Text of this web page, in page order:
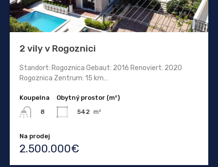
2 vily v Rogoznici
Standort: Rogoznica Gebaut: 2016 Renoviert: 2020
Rogoznica Zentrum: 15 km…
Koupelna
8
Obytný prostor (m²)
542 m²
Na prodej
2.500.000€